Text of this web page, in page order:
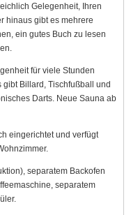
Gelegenheit, Ihren
hinaus gibt es mehrere
ein gutes Buch zu lesen
für viele Stunden
Billard, Tischfußball und
Darts. Neue Sauna ab
eingerichtet und verfügt
separatem Backofen
separatem